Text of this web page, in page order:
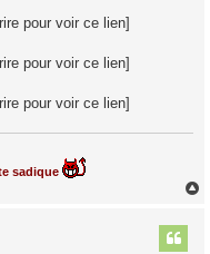
pour voir ce lien]
pour voir ce lien]
pour voir ce lien]
sadique